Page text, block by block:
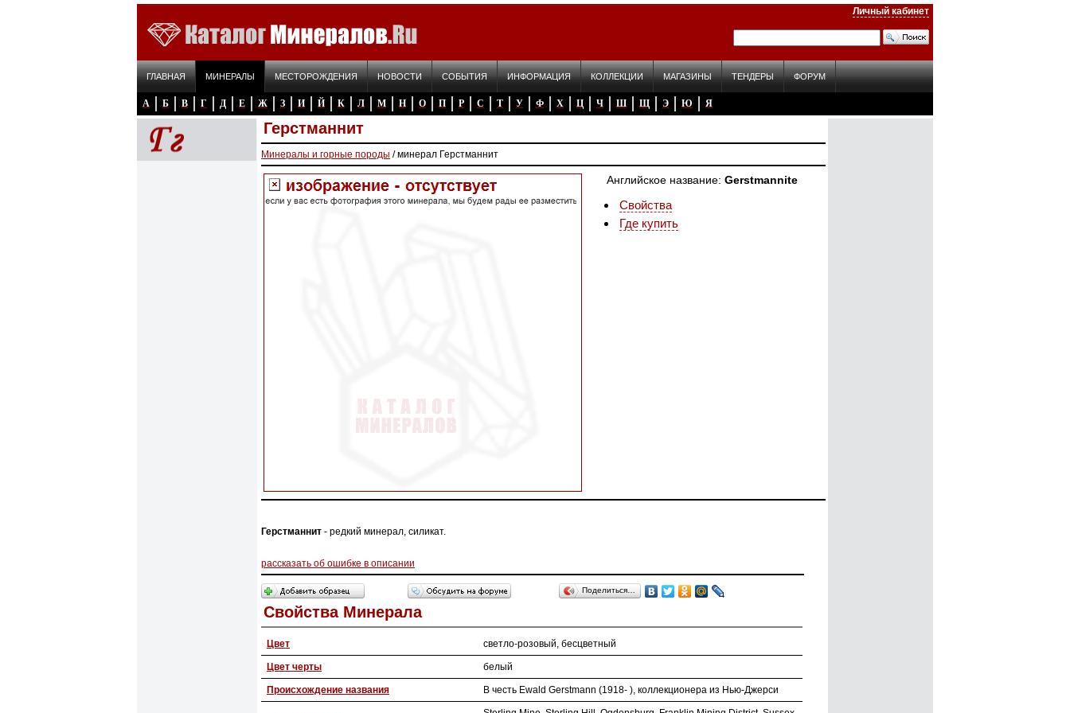
Личный кабинет
ГЛАВНАЯ МИНЕРАЛЫ МЕСТОРОЖДЕНИЯ НОВОСТИ СОБЫТИЯ ИНФОРМАЦИЯ КОЛЛЕКЦИИ МАГАЗИНЫ ТЕНДЕРЫ ФОРУМ
А Б В Г Д Е Ж З И Й К Л М Н О П Р С Т У Ф Х Ц Ч Ш Щ Э Ю Я
Герстманнит
Минералы и горные породы / минерал Герстманнит
Английское название Gerstmannite
Свойства
Где купить
Герстманнит - редкий минерал, силикат.
рассказать об ошибке в описании
Поделиться…
Свойства Минерала
Цвет светло-розовый, бесцветный
Цвет черты белый
Происхождение названия В честь Ewald Gerstmann (1918- ), коллекционера из Нью-Джерси